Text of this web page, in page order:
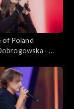
of Poland
–
w ciemno, 21